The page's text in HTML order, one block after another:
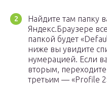
Найдите там папку
Яндекс.Браузере
папкой будет
ниже вы увидите
нумерацией. Если
вторым,
третьим — «Profile